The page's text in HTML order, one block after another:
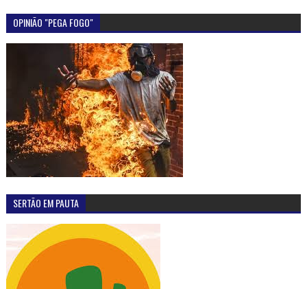
OPINIÃO "PEGA FOGO"
SERTÃO EM PAUTA